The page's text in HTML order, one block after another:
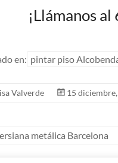
¡Llámanos
en: pintar piso
Valverde 15
metálica Barcelona